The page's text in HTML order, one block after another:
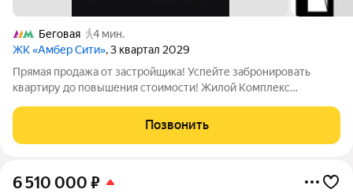
Беговая
4 мин.
ЖК «Амбер Сити», 3 квартал 2029
Прямая продажа от застройщика! Успейте забронировать
квартиру до повышения стоимости! Жилой Комплекс
общей площадью 28.3 кв.м. на 36-м этаже 40 этажного здания.
Без отделки. - Линейная планировка -
Позвонить
6 510 000 ₽